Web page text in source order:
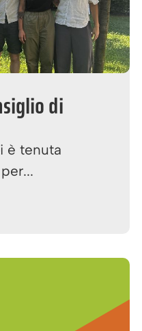
di
è tenuta